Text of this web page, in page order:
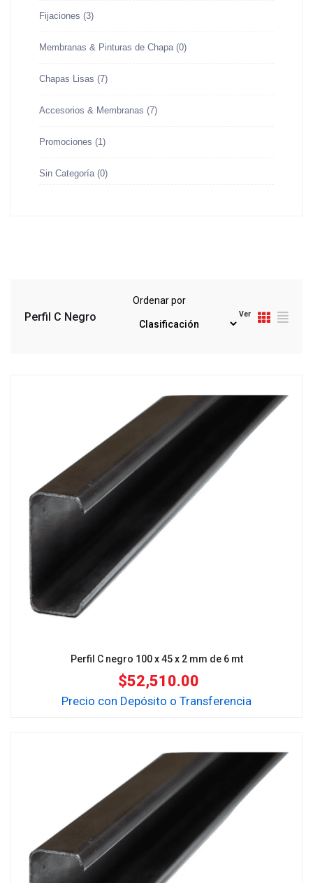
Fijaciones (3)
Membranas & Pinturas de Chapa (0)
Chapas Lisas (7)
Accesorios & Membranas (7)
Promociones (1)
Sin Categoría (0)
Perfil C Negro
Ordenar por
Ver
Perfil C negro 100 x 45 x 2 mm de 6 mt
$52,510.00
Precio con Depósito o Transferencia